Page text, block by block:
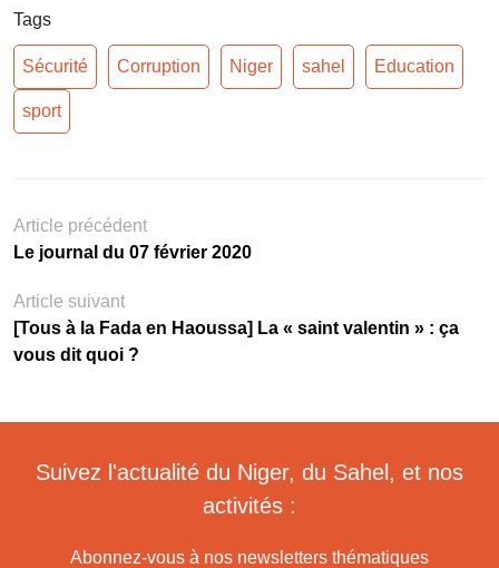
Tags
Sécurité Corruption Niger sahel Education
sport
Article précédent
Le journal du 07 février 2020
Article suivant
[Tous à la Fada en Haoussa] La « saint valentin » : ça
vous dit quoi ?
Suivez l'actualité du Niger, du Sahel, et nos
activités :
Abonnez-vous à nos newsletters thématiques